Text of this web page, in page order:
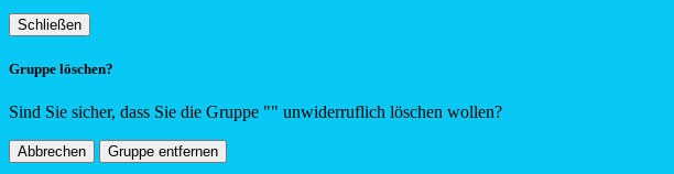
Schließen
Gruppe löschen?
Sind Sie sicher, dass Sie die Gruppe "" unwiderruflich löschen wollen?
Abbrechen Gruppe entfernen